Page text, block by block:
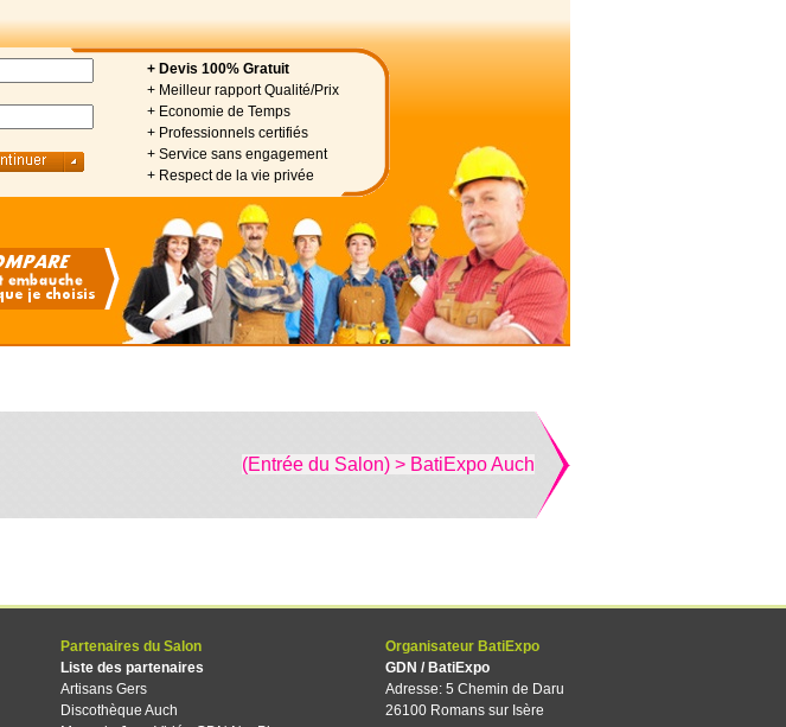
+ Devis 100% Gratuit
+ Meilleur rapport Qualité/Prix
+ Economie de Temps
+ Professionnels certifiés
+ Service sans engagement
+ Respect de la vie privée
(Entrée du Salon) > BatiExpo Auch
Partenaires du Salon
Liste des partenaires
Artisans Gers
Discothèque Auch
Organisateur BatiExpo
GDN / BatiExpo
Adresse: 5 Chemin de Daru
26100 Romans sur Isère